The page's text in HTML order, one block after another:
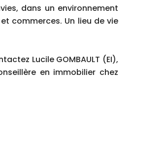
dans un environnement
commerces. Un lieu de vie
Lucile GOMBAULT (EI),
en immobilier chez